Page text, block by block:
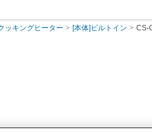
ッキングヒーター [本体]ビルトイン CS-